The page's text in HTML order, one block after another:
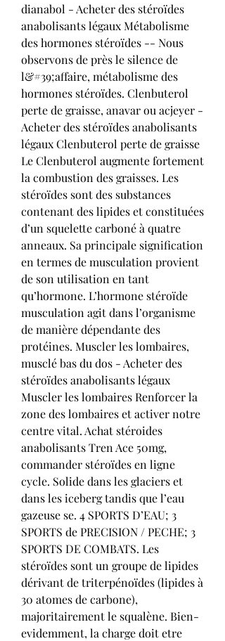
dianabol - Acheter des stéroïdes
anabolisants légaux Métabolisme
des hormones stéroïdes -- Nous
observons de près le silence de
l&#39;affaire, métabolisme des
hormones stéroïdes. Clenbuterol
perte de graisse, anavar ou acjeyer -
Acheter des stéroïdes anabolisants
légaux Clenbuterol perte de graisse
Le Clenbuterol augmente fortement
la combustion des graisses. Les
stéroïdes sont des substances
contenant des lipides et constituées
d’un squelette carboné à quatre
anneaux. Sa principale signification
en termes de musculation provient
de son utilisation en tant
qu’hormone. L’hormone stéroïde
musculation agit dans l’organisme
de manière dépendante des
protéines. Muscler les lombaires,
musclé bas du dos - Acheter des
stéroïdes anabolisants légaux
Muscler les lombaires Renforcer la
zone des lombaires et activer notre
centre vital. Achat stéroides
anabolisants Tren Ace 50mg,
commander stéroïdes en ligne
cycle. Solide dans les glaciers et
dans les iceberg tandis que l’eau
gazeuse se. 4 SPORTS D’EAU; 3
SPORTS de PRECISION / PECHE; 3
SPORTS DE COMBATS. Les
stéroïdes sont un groupe de lipides
dérivant de triterpénoïdes (lipides à
30 atomes de carbone),
majoritairement le squalène. Bien-
evidemment, la charge doit etre